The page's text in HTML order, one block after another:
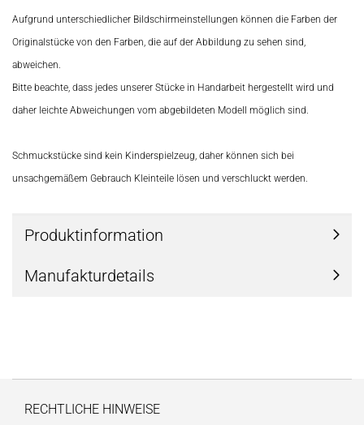
Aufgrund unterschiedlicher Bildschirmeinstellungen können die Farben der
Originalstücke von den Farben, die auf der Abbildung zu sehen sind,
abweichen.
Bitte beachte, dass jedes unserer Stücke in Handarbeit hergestellt wird und
daher leichte Abweichungen vom abgebildeten Modell möglich sind.
Schmuckstücke sind kein Kinderspielzeug, daher können sich bei
unsachgemäßem Gebrauch Kleinteile lösen und verschluckt werden.
Produktinformation
Manufakturdetails
RECHTLICHE HINWEISE